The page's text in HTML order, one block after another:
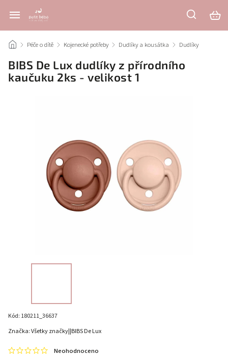
/ Péče o dítě / Kojenecké potřeby / Dudlíky a kousátka / Dudlíky
BIBS De Lux dudlíky z přírodního
kaučuku 2ks - velikost 1
Kód: 180211_36637
Neohodnoceno
Značka:Všetky značky||BIBS De Lux